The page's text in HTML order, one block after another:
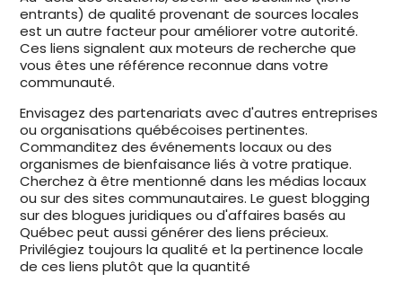
entrants) de qualité provenant de sources locales
est un autre facteur pour améliorer votre autorité.
Ces liens signalent aux moteurs de recherche que
vous êtes une référence reconnue dans votre
communauté.
Envisagez des partenariats avec d'autres entreprises
ou organisations québécoises pertinentes.
Commanditez des événements locaux ou des
organismes de bienfaisance liés à votre pratique.
Cherchez à être mentionné dans les médias locaux
ou sur des sites communautaires. Le guest blogging
sur des blogues juridiques ou d'affaires basés au
Québec peut aussi générer des liens précieux.
Privilégiez toujours la qualité et la pertinence locale
de ces liens plutôt que la quantité